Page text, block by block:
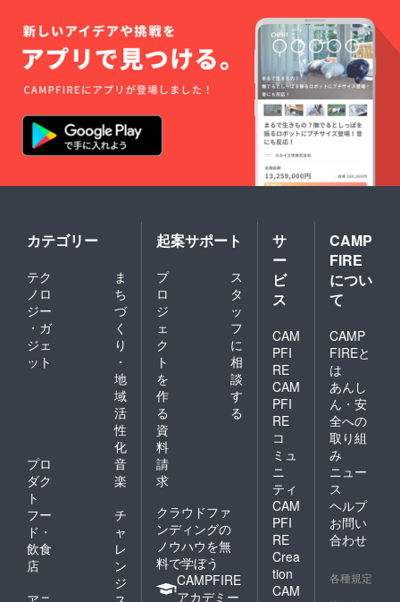
カテゴリー
テク
ノロ
ジー
・ガ
ジェ
ット
ま
ち
づ
く
り
・
地
域
活
性
化
プロ
ダク
ト
音
楽
フー
ド・
飲食
店
チ
ャ
レ
ン
ジ
起案サポート
プ
ロ
ジ
ェ
ク
ト
を
作
る
ス
タ
ッ
フ
に
相
談
す
る
資
料
請
求
クラウドファ
ンディングの
ノウハウを無
料で学ぼう
CAMPFIRE
アカデミー
サ
ー
ビ
ス
CAM
PFI
RE
CAM
PFI
RE
コ
ミュ
ニ
ティ
CAM
PFI
RE
Crea
tion
CAM
CAMP
FIRE
につい
て
CAMP
FIREと
は
あんし
ん・安
全への
取り組
み
ニュー
ス
ヘルプ
お問い
合わせ
各種規定